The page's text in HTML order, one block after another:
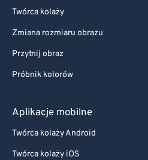
Twórca kolaży
Zmiana rozmiaru obrazu
Przytnij obraz
Próbnik kolorów
Aplikacje mobilne
Twórca kolaży Android
Twórca kolaży iOS